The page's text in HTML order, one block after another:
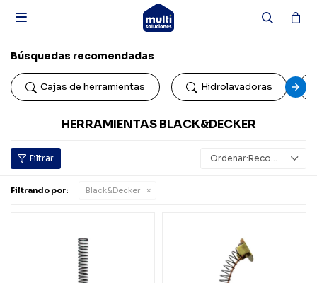

Búsquedas recomendadas
Cajas de herramientas Hidrolavadoras
HERRAMIENTAS BLACK&DECKER
Recomendados
Filtrando por: Black&Decker